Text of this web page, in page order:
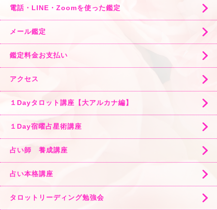
電話・LINE・Zoomを使った鑑定
メール鑑定
鑑定料金お支払い
アクセス
１Dayタロット講座【大アルカナ編】
１Day宿曜占星術講座
占い師 養成講座
占い本格講座
タロットリーディング勉強会